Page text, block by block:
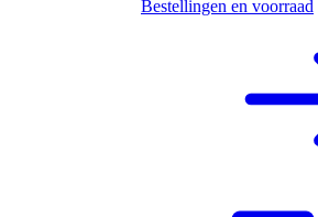
Bestellingen en voorraad